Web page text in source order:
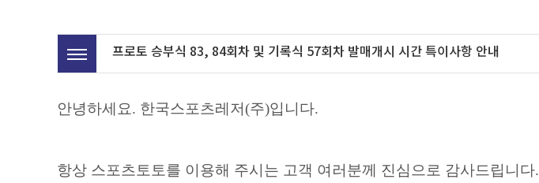
프로토 승부식 83, 84회차 및 기록식 57회차 발매개시 시간 특이사항 안내
안녕하세요. 한국스포츠레저(주)입니다.
항상 스포츠토토를 이용해 주시는 고객 여러분께 진심으로 감사드립니다.